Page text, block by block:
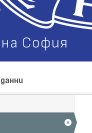
София